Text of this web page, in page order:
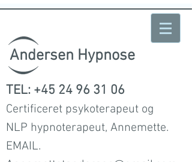
Andersen Hypnose
TEL: +45 24 96 31 06
Certificeret psykoterapeut og
NLP hypnoterapeut, Annemette.
EMAIL.